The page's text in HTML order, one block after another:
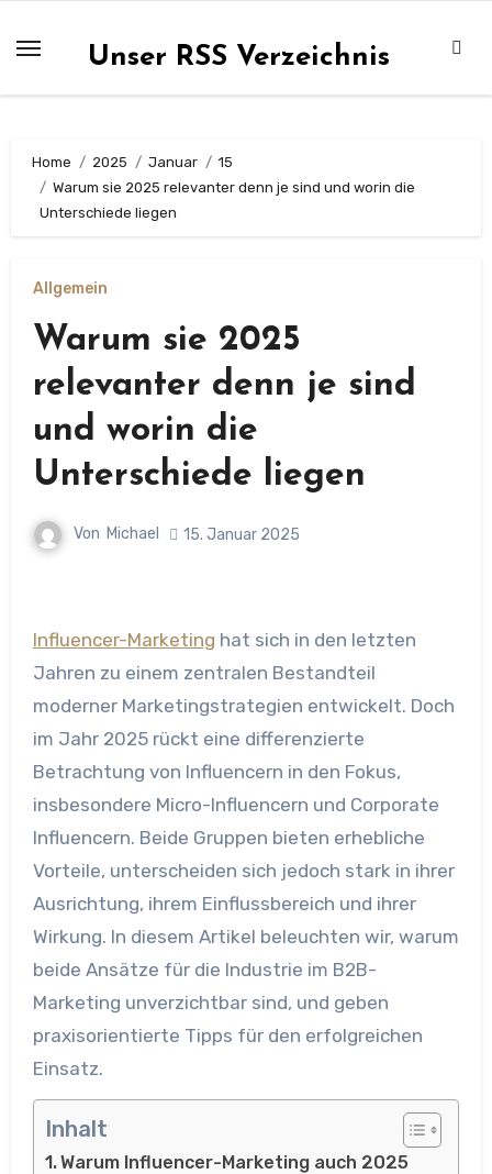
Inhalt
Unser RSS Verzeichnis
Home 2025 Januar
15
Warum sie 2025 relevanter denn je sind und worin die
Unterschiede liegen
Allgemein
Warum sie 2025
relevanter denn je sind
und worin die
Unterschiede liegen
Von Michael 15. Januar 2025
Influencer-Marketing hat sich in den letzten
Jahren zu einem zentralen Bestandteil
moderner Marketingstrategien entwickelt. Doch
im Jahr 2025 rückt eine differenzierte
Betrachtung von Influencern in den Fokus,
insbesondere Micro-Influencern und Corporate
Influencern. Beide Gruppen bieten erhebliche
Vorteile, unterscheiden sich jedoch stark in ihrer
Ausrichtung, ihrem Einflussbereich und ihrer
Wirkung. In diesem Artikel beleuchten wir, warum
beide Ansätze für die Industrie im B2B-
Marketing unverzichtbar sind, und geben
praxisorientierte Tipps für den erfolgreichen
Einsatz.
Inhalt
Warum Influencer-Marketing auch 2025